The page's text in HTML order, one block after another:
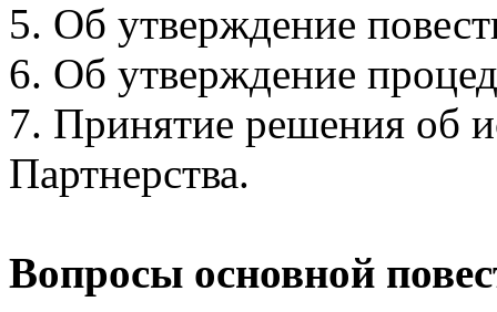
5. Об утверждение
6. Об утверждение
7. Принятие решения об
Партнерства.
Вопросы основной